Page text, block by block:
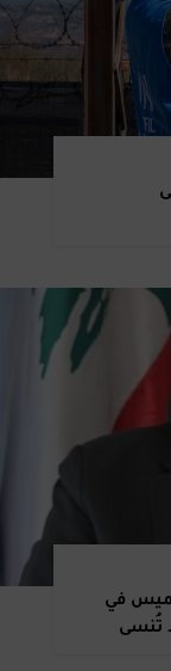
في
تُنسى